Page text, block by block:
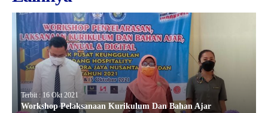
Terbit : 16 Okt 2021
Workshop Pelaksanaan Kurikulum Dan Bahan Ajar